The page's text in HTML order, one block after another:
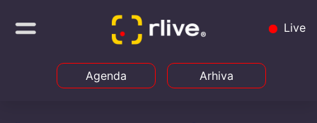
Live
Agenda Arhiva